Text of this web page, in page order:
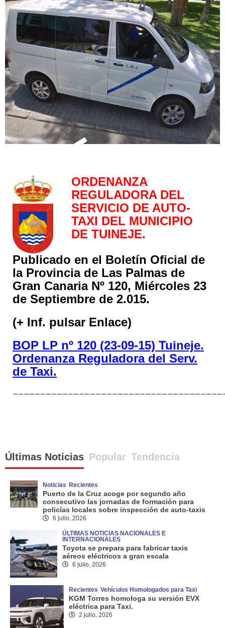
ORDENANZA
REGULADORA DEL
SERVICIO DE AUTO-
TAXI DEL MUNICIPIO
DE TUINEJE.
Publicado en el Boletín Oficial de
la Provincia de Las Palmas de
Gran Canaria Nº 120, Miércoles 23
de Septiembre de 2.015.
(+ Inf. pulsar Enlace)
BOP LP nº 120 (23-09-15) Tuineje.
Ordenanza Reguladora del Serv.
de Taxi.
Últimas Noticias Popular Tendencia
Noticias Recientes
Puerto de la Cruz acoge por segundo año
consecutivo las jornadas de formación para
policías locales sobre inspección de auto-taxis
6 julio, 2026
ÚLTIMAS NOTICIAS NACIONALES E
INTERNACIONALES
Toyota se prepara para fabricar taxis
aéreos eléctricos a gran escala
6 julio, 2026
Recientes Vehículos Homologados para Taxi
KGM Torres homologa su versión EVX
eléctrica para Taxi.
2 julio, 2026